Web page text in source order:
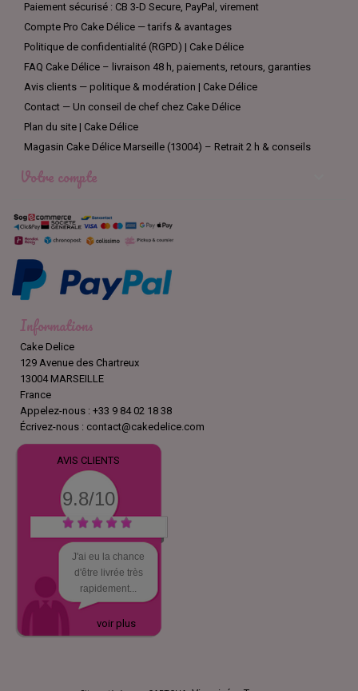
Paiement sécurisé : CB 3-D Secure, PayPal, virement
Compte Pro Cake Délice — tarifs & avantages
Politique de confidentialité (RGPD) | Cake Délice
FAQ Cake Délice – livraison 48 h, paiements, retours, garanties
Avis clients — politique & modération | Cake Délice
Contact — Un conseil de chef chez Cake Délice
Plan du site | Cake Délice
Magasin Cake Délice Marseille (13004) – Retrait 2 h & conseils
Votre compte
Informations
Cake Delice
129 Avenue des Chartreux
13004 MARSEILLE
France
Appelez-nous : +33 9 84 02 18 38
Écrivez-nous : contact@cakedelice.com
AVIS CLIENTS
9.8/10
J'ai eu la chance
d'être livrée très
rapidement...
voir plus